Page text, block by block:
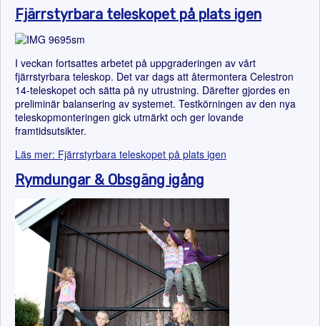
Fjärrstyrbara teleskopet på plats igen
I veckan fortsattes arbetet på uppgraderingen av vårt
fjärrstyrbara teleskop. Det var dags att återmontera Celestron
14-teleskopet och sätta på ny utrustning. Därefter gjordes en
preliminär balansering av systemet. Testkörningen av den nya
teleskopmonteringen gick utmärkt och ger lovande
framtidsutsikter.
Läs mer: Fjärrstyrbara teleskopet på plats igen
Rymdungar & Obsgäng igång